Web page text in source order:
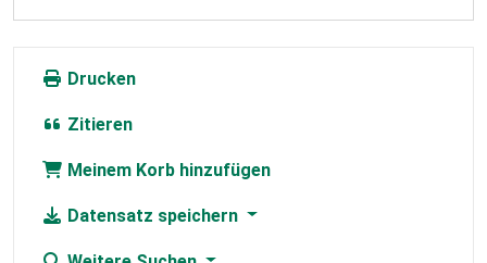
Drucken
Zitieren
Meinem Korb hinzufügen
Datensatz speichern